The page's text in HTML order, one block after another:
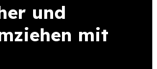
und
mit